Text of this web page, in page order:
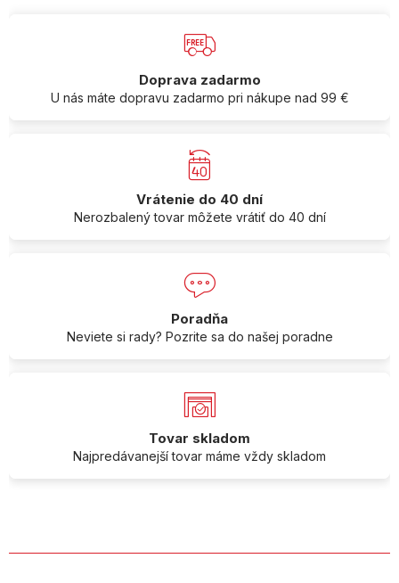
Doprava zadarmo
U nás máte dopravu zadarmo pri nákupe nad 99 €
Vrátenie do 40 dní
Nerozbalený tovar môžete vrátiť do 40 dní
Poradňa
Neviete si rady? Pozrite sa do našej poradne
Tovar skladom
Najpredávanejší tovar máme vždy skladom